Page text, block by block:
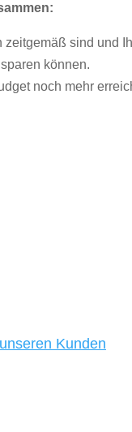
zeitgemäß sind und
können.
noch mehr
Kunden